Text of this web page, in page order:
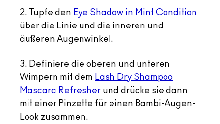
2. Tupfe den Eye Shadow in Mint Condition
über die Linie und die inneren und
äußeren Augenwinkel.
3. Definiere die oberen und unteren
Wimpern mit dem Lash Dry Shampoo
Mascara Refresher und drücke sie dann
mit einer Pinzette für einen Bambi-Augen-
Look zusammen.